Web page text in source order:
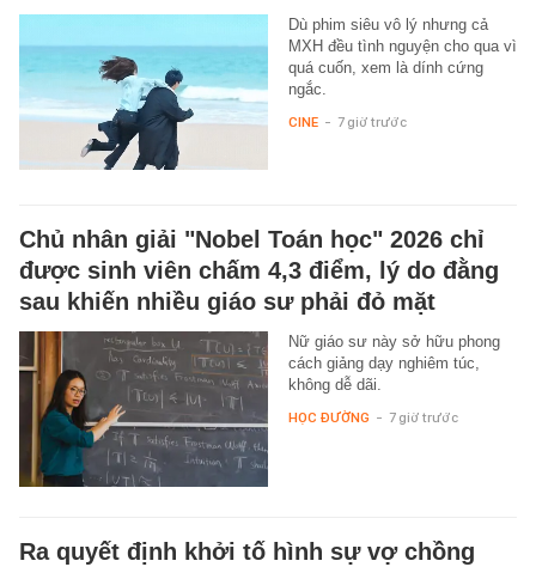
Dù phim siêu vô lý nhưng cả
MXH đều tình nguyện cho qua vì
quá cuốn, xem là dính cứng
ngắc.
CINE - 7 giờ trước
Chủ nhân giải "Nobel Toán học" 2026 chỉ
được sinh viên chấm 4,3 điểm, lý do đằng
sau khiến nhiều giáo sư phải đỏ mặt
Nữ giáo sư này sở hữu phong
cách giảng dạy nghiêm túc,
không dễ dãi.
HỌC ĐƯỜNG - 7 giờ trước
Ra quyết định khởi tố hình sự vợ chồng